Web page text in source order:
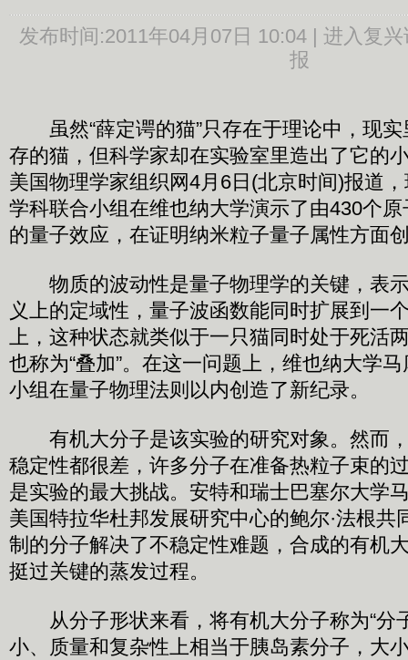
发布时间:2011年04月07日 10:04 | 进入复兴
报
虽然“薛定谔的猫”只存在于理论中，现实
存的猫，但科学家却在实验室里造出了它的
美国物理学家组织网4月6日(北京时间)报道
学科联合小组在维也纳大学演示了由430个
的量子效应，在证明纳米粒子量子属性方面
物质的波动性是量子物理学的关键，表
义上的定域性，量子波函数能同时扩展到一
上，这种状态就类似于一只猫同时处于死活
也称为“叠加”。在这一问题上，维也纳大学
小组在量子物理法则以内创造了新纪录。
有机大分子是该实验的研究对象。然而
稳定性都很差，许多分子在准备热粒子束的
是实验的最大挑战。安特和瑞士巴塞尔大学
美国特拉华杜邦发展研究中心的鲍尔·法根共
制的分子解决了不稳定性难题，合成的有机
挺过关键的蒸发过程。
从分子形状来看，将有机大分子称为“分
小、质量和复杂性上相当于胰岛素分子，大